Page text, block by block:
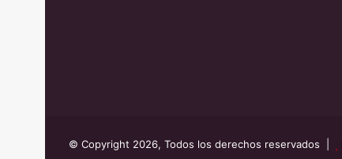
© Copyright 2026, Todos los derechos reservados |